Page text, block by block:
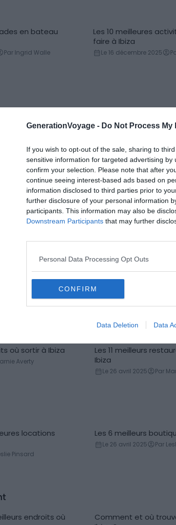
GenerationVoyage - Do Not Process
If you wish to opt-out of the sale, sharing to
sensitive information for targeted advertising
confirm your selection. Please note that after
continue seeing interest-based ads based on
information disclosed to third parties prior to
further disclosure of your personal information
participants. This information may also be
Downstream Participants that may further
Personal Data Processing Opt Outs
CONFIRM
Data Deletion Data
en bateau
Par Ingrid Walle
Les 10 meilleures
faire à Ibiza
Le 16 décembre 2025
discothèques
Par Ingrid Walle
discothèques
Plage
Les 7 plus belles
cette destination phare est idéale
animés.
où sortir à Ibiza
Averty
Les 11 meilleurs
Ibiza
Le 26 avril 2025 Par
locations
Pinsard
Boutique hôtel
Les 6 meilleurs
Le 26 avril 2025 Par
endroits où
Comment et où